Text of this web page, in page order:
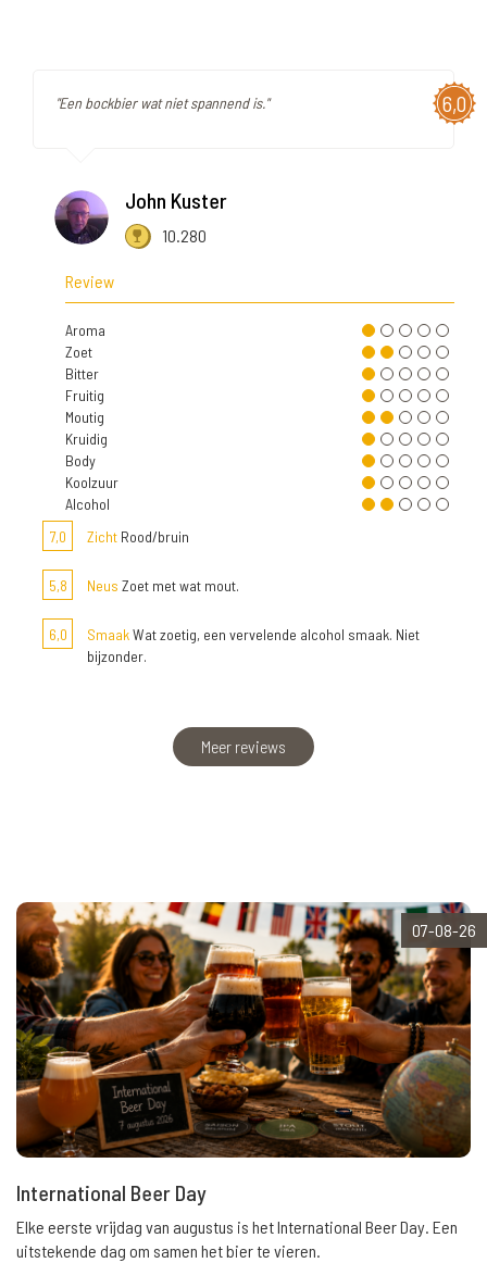
6,0
"Een bockbier wat niet spannend is."
John Kuster
10.280
Review
Aroma
Zoet
Bitter
Fruitig
Moutig
Kruidig
Body
Koolzuur
Alcohol
7,0
Zicht Rood/bruin
5,8 Neus Zoet met wat mout.
6,0 SmaakWat zoetig, een vervelende alcohol smaak. Niet
bijzonder.
Meer reviews
07-08-26
International Beer Day
Elke eerste vrijdag van augustus is het International Beer Day. Een
uitstekende dag om samen het bier te vieren.